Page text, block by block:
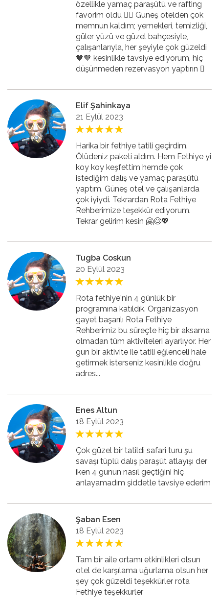
özellikle yamaç paraşütü ve rafting
favorim oldu 👍🏻 Güneş otelden çok
memnun kaldım; yemekleri, temizliği,
güler yüzü ve güzel bahçesiyle,
çalışanlarıyla, her şeyiyle çok güzeldi
🧡🧡 kesinlikle tavsiye ediyorum, hiç
düşünmeden rezervasyon yaptırın 🏻
Elif Şahinkaya
21 Eylül 2023
Harika bir fethiye tatili geçirdim.
Ölüdeniz paketi aldım. Hem Fethiye yi
koy koy keşfettim hemde çok
istediğim dalış ve yamaç paraşütü
yaptım. Güneş otel ve çalışanlarda
çok iyiydi. Tekrardan Rota Fethiye
Rehberimize teşekkür ediyorum.
Tekrar gelirim kesin 🤗😊💖
Tugba Coskun
20 Eylül 2023
Rota fethiye'nin 4 günlük bir
programına katıldık. Organizasyon
gayet başarılı Rota Fethiye
Rehberimiz bu süreçte hiç bir aksama
olmadan tüm aktiviteleri ayarlıyor. Her
gün bir aktivite ile tatili eğlenceli hale
getirmek isterseniz kesinlikle doğru
adres...
Enes Altun
18 Eylül 2023
Çok güzel bir tatildi safari turu şu
savaşı tüplü dalış paraşüt atlayışı der
iken 4 günün nasıl geçtiğini hiç
anlayamadım şiddetle tavsiye ederim
Şaban Esen
18 Eylül 2023
Tam bir aile ortamı etkinlikleri olsun
otel de karşılama uğurlama olsun her
şey çok güzeldi teşekkürler rota
Fethiye teşekkürler